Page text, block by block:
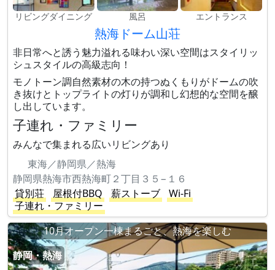
リビングダイニング 風呂 エントランス
熱海ドーム山荘
非日常へと誘う魅力溢れる味わい深い空間はスタイリッ
シュスタイルの高級志向！
モノトーン調自然素材の木の持つぬくもりがドームの吹
き抜けとトップライトの灯りが調和し幻想的な空間を醸
し出しています。
子連れ・ファミリー
みんなで集まれる広いリビングあり
東海／静岡県／熱海
静岡県熱海市西熱海町２丁目３５−１６
貸別荘
屋根付BBQ 薪ストーブ
Wi-Fi
子連れ・ファミリー
10月オープン一棟まるごと、熱海を楽しむ
静岡・熱海